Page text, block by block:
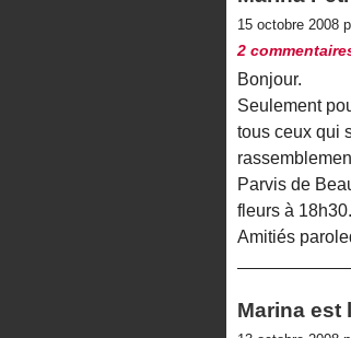
15 octobre 2008
2
Bonjour.
Seulement
tous ceux qui
Parvis de
fleurs à 18h30.
Amitiés
Marina est